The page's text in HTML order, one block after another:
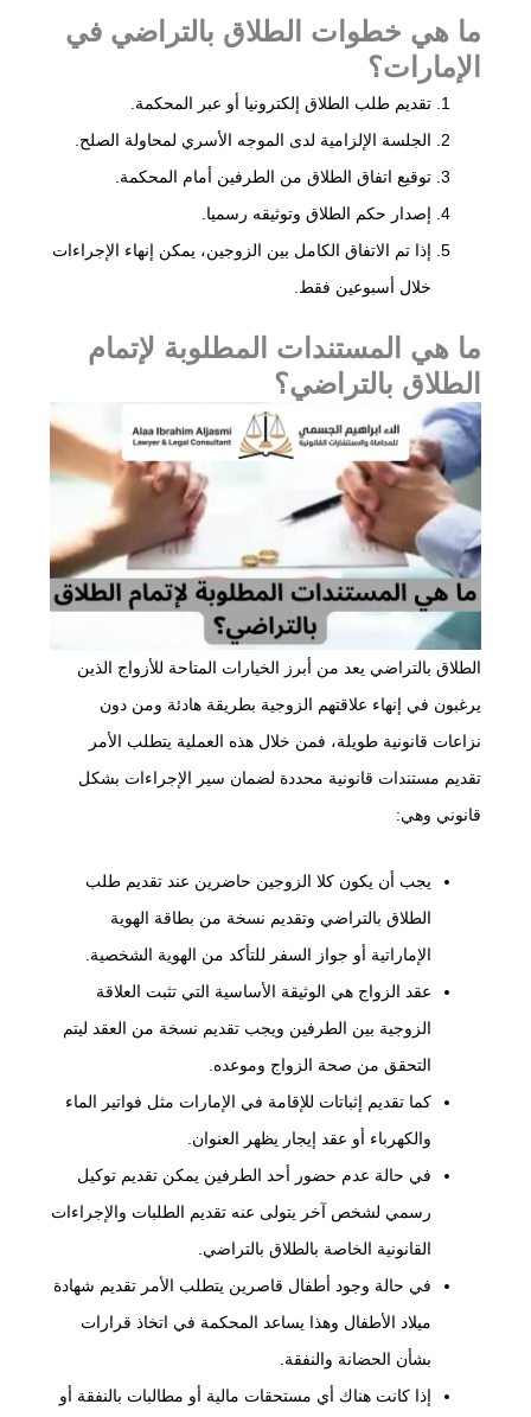
ما هي خطوات الطلاق بالتراضي في
الإمارات؟
تقديم طلب الطلاق إلكترونيا أو عبر المحكمة.
الجلسة الإلزامية لدى الموجه الأسري لمحاولة الصلح.
توقيع اتفاق الطلاق من الطرفين أمام المحكمة.
إصدار حكم الطلاق وتوثيقه رسميا.
إذا تم الاتفاق الكامل بين الزوجين، يمكن إنهاء الإجراءات
خلال أسبوعين فقط.
ما هي المستندات المطلوبة لإتمام
الطلاق بالتراضي؟
الطلاق بالتراضي يعد من أبرز الخيارات المتاحة للأزواج الذين
يرغبون في إنهاء علاقتهم الزوجية بطريقة هادئة ومن دون
نزاعات قانونية طويلة، فمن خلال هذه العملية يتطلب الأمر
تقديم مستندات قانونية محددة لضمان سير الإجراءات بشكل
قانوني وهي:
يجب أن يكون كلا الزوجين حاضرين عند تقديم طلب
الطلاق بالتراضي وتقديم نسخة من بطاقة الهوية
الإماراتية أو جواز السفر للتأكد من الهوية الشخصية.
عقد الزواج هي الوثيقة الأساسية التي تثبت العلاقة
الزوجية بين الطرفين ويجب تقديم نسخة من العقد ليتم
التحقق من صحة الزواج وموعده.
كما تقديم إثباتات للإقامة في الإمارات مثل فواتير الماء
والكهرباء أو عقد إيجار يظهر العنوان.
في حالة عدم حضور أحد الطرفين يمكن تقديم توكيل
رسمي لشخص آخر يتولى عنه تقديم الطلبات والإجراءات
القانونية الخاصة بالطلاق بالتراضي.
في حالة وجود أطفال قاصرين يتطلب الأمر تقديم شهادة
ميلاد الأطفال وهذا يساعد المحكمة في اتخاذ قرارات
بشأن الحضانة والنفقة.
إذا كانت هناك أي مستحقات مالية أو مطالبات بالنفقة أو